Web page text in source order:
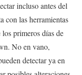
incluso antes del
con las herramientas
los primeros días de
No en vano,
detectar ya en